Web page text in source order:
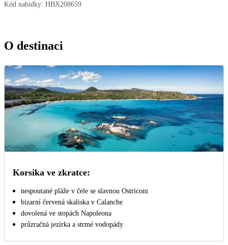
Kód nabídky: HBX208659
O destinaci
Korsika ve zkratce:
nespoutané pláže v čele se slavnou Ostriconi
bizarní červená skaliska v Calanche
dovolená ve stopách Napoleona
průzračná jezírka a strmé vodopády